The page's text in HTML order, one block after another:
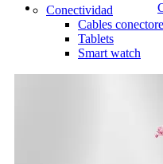
Conectividad
Cables
Tablets
Smart watch